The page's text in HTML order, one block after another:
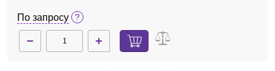
По запросу